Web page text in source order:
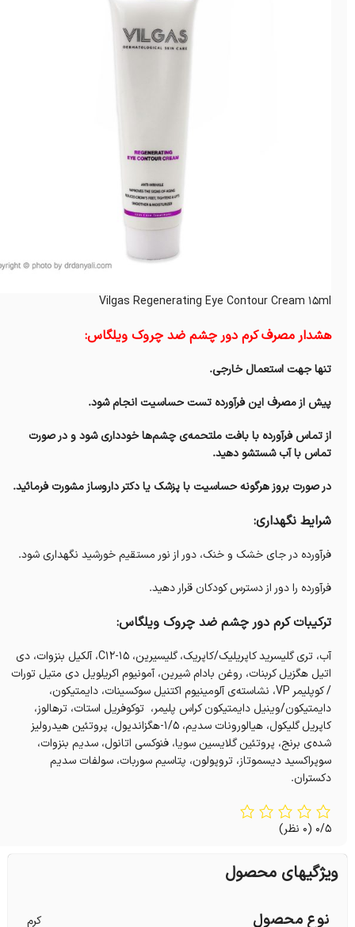
Vilgas Regenerating Eye Contour Cream 15ml
هشدار مصرف کرم دور چشم ضد چروک ویلگاس:
تنها جهت استعمال خارجی.
پیش از مصرف این فرآورده تست حساسیت انجام شود.
از تماس فرآورده با بافت ملتحمه‌ی چشم‌ها خودداری شود و در صورت
تماس با آب شستشو دهید.
در صورت بروز هرگونه حساسیت با پزشک یا دکتر داروساز مشورت فرمائید.
شرایط نگهداری:
فرآورده در جای خشک و خنک، دور از نور مستقیم خورشید نگهداری شود.
فرآورده را دور از دسترس کودکان قرار دهید.
ترکیبات کرم دور چشم ضد چروک ویلگاس:
آب، تری گلیسرید کاپریلیک/کاپریک، گلیسیرین، C12-15، آلکیل بنزوات، دی
اتیل هگزیل کربنات، روغن بادام شیرین، آمونیوم اکریلویل دی متیل تورات
/ کوپلیمر VP، نشاسته‌ی آلومینیوم اکتنیل سوکسینات، دایمتیکون،
دایمتیکون/وینیل دایمتیکون کراس پلیمر، توکوفریل استات، ترهالوز،
کاپریل گلیکول، هیالورونات سدیم، ۱/۵-هگزاندیول، پروتئین هیدرولیز
شده‌ی برنج، پروتئین گلایسین سویا، فنوکسی اتانول، سدیم بنزوات،
سوپراکسید دیسموتاز، تروپولون، پتاسیم سوربات، سولفات سدیم
دکستران.
0/5 (0 نظر)
ویژگیهای محصول
نوع محصول کرم